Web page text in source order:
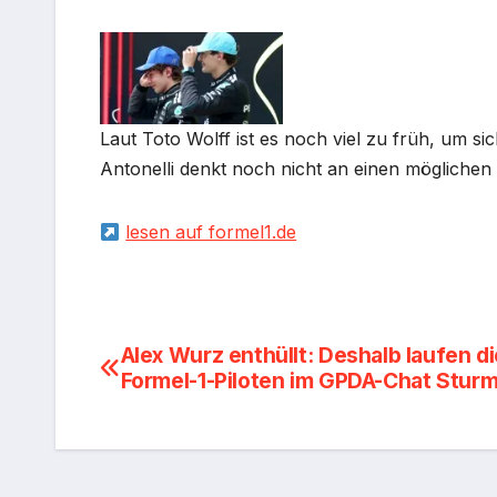
Laut Toto Wolff ist es noch viel zu früh, um
Antonelli denkt noch nicht an einen
lesen auf formel1.de
Beitragsnavigation
Alex Wurz enthüllt: Deshalb laufen
Formel-1-Piloten im GPDA-Chat